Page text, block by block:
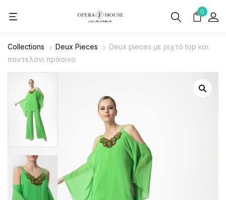
0
Collections Deux Pieces
Deux pieces με ριχτό top και
παντελόνι πράσινο